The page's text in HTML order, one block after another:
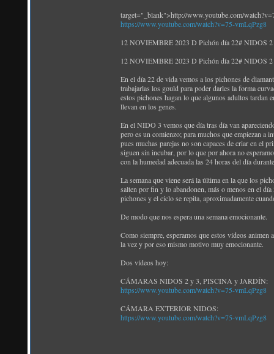
target="_blank">http://www.youtube.com/
https://www.youtube.com/watch?v=75-vmLqPzg8
12 NOVIEMBRE 2023 D Pichón día 22# NIDOS 2
12 NOVIEMBRE 2023 D Pichón día 22# NIDOS 2
En el día 22 de vida vemos a los pichones de
trabajarlas los gould para poder darles la forma
estos pichones hagan lo que algunos adultos tardan
llevan en los genes.
En el NIDO 3 vemos que día tras día van
pero es un comienzo; para muchos que empiezan a
pues muchas parejas no son capaces de criar en el
siguen sin incubar, por lo que por ahora no
con la humedad adecuada las 24 horas del día
La semana que viene será la última en la que los
salten por fin y lo abandonen, más o menos en el
pichones y el ciclo se repita, aproximadamente
De modo que nos espera una semana emocionante.
Como siempre, esperamos que estos vídeos
la vez y por eso mismo motivo muy emocionante.
Dos vídeos hoy:
CÁMARAS NIDOS 2 y 3, PISCINA y JARDÍN:
https://www.youtube.com/watch?v=75-vmLqPzg8
CÁMARA EXTERIOR NIDOS:
https://www.youtube.com/watch?v=75-vmLqPzg8